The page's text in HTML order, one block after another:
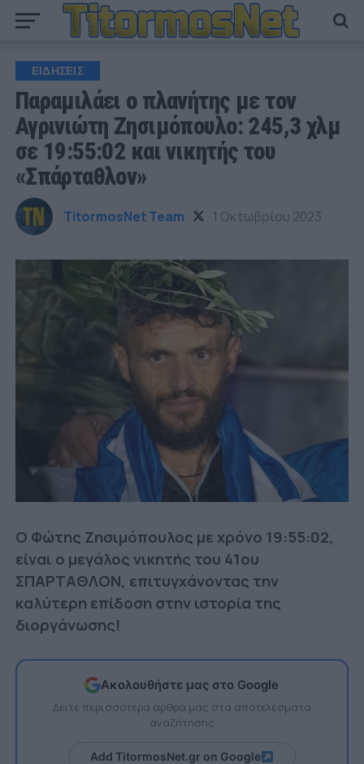
ΕΙΔΗΣΕΙΣ
Παραμιλάει ο πλανήτης με τον
Αγρινιώτη Ζησιμόπουλο: 245,3 χλμ
σε 19:55:02 και νικητής του
«Σπάρταθλον»
TitormosNet Team 1 Οκτωβρίου 2023
Ο Φώτης Ζησιμόπουλος με χρόνο 19:55:02,
είναι ο μεγάλος νικητής του 41ου
ΣΠΑΡΤΑΘΛΟΝ, επιτυγχάνοντας την
καλύτερη επίδοση στην ιστορία της
διοργάνωσης!
Ακολουθήστε μας στο Google
Δείτε περισσότερα άρθρα μας στα αποτελέσματα
αναζήτησης
Add TitormosNet.gr on Google